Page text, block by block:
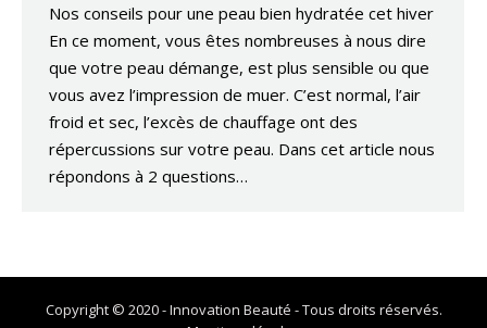
Nos conseils pour une peau bien hydratée cet hiver
En ce moment, vous êtes nombreuses à nous dire
que votre peau démange, est plus sensible ou que
vous avez l’impression de muer. C’est normal, l’air
froid et sec, l’excès de chauffage ont des
répercussions sur votre peau. Dans cet article nous
répondons à 2 questions…
Copyright © 2020 - Innovation Beauté - Tous droits réservés.